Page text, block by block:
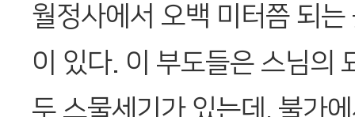
월정사에서 오백 미터쯤 되는
이 있다. 이 부도들은 스님의
두 스물세기가 있는데, 불가